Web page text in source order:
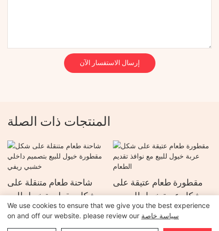
إرسال الاستفسار الآن
المنتجات ذات الصلة
شاحنة طعام متنقلة على
شكل مقطورة خيول للبيع
بتصميم داخلي خشبي ريفي
مقطورة طعام عتيقة على
شكل عربة خيول للبيع مع
نوافذ تقديم الطعام
We use cookies to ensure that we give you the best experience
on and off our website. please review our سياسة خاصة